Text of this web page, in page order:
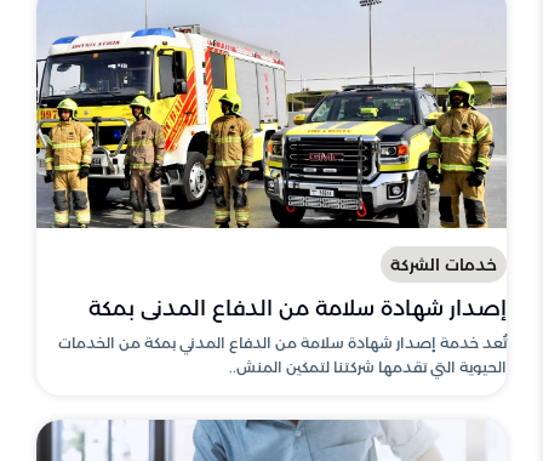
خدمات الشركة
إصدار شهادة سلامة من الدفاع المدني بمكة
تُعد خدمة إصدار شهادة سلامة من الدفاع المدني بمكة من الخدمات
الحيوية التي تقدمها شركتنا لتمكين المنش..